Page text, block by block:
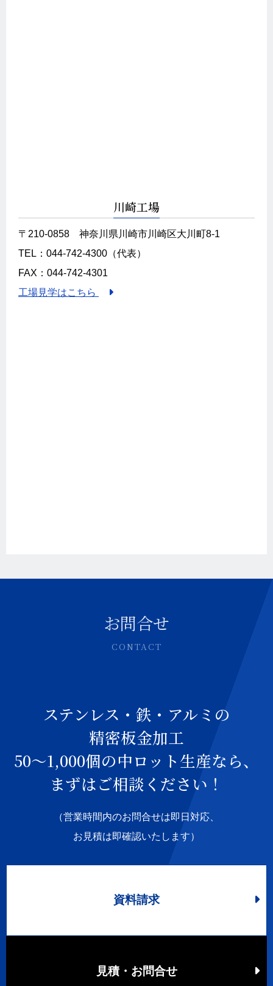
川崎工場
〒210-0858 神奈川県川崎市川崎区大川町8-1
TEL：044-742-4300（代表）
FAX：044-742-4301
工場見学はこちら
お問合せ
CONTACT
ステンレス・鉄・アルミの
精密板金加工
50～1,000個の中ロット生産なら、
まずはご相談ください！
（営業時間内のお問合せは即日対応、
お見積は即確認いたします）
資料請求
見積・お問合せ